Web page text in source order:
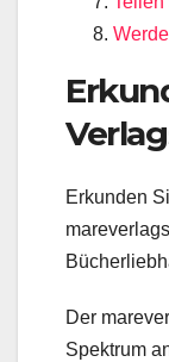
Erkunden
Der
Spektrum